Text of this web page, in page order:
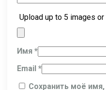
Upload up to 5 images
Имя *
Email *
Сохранить моё